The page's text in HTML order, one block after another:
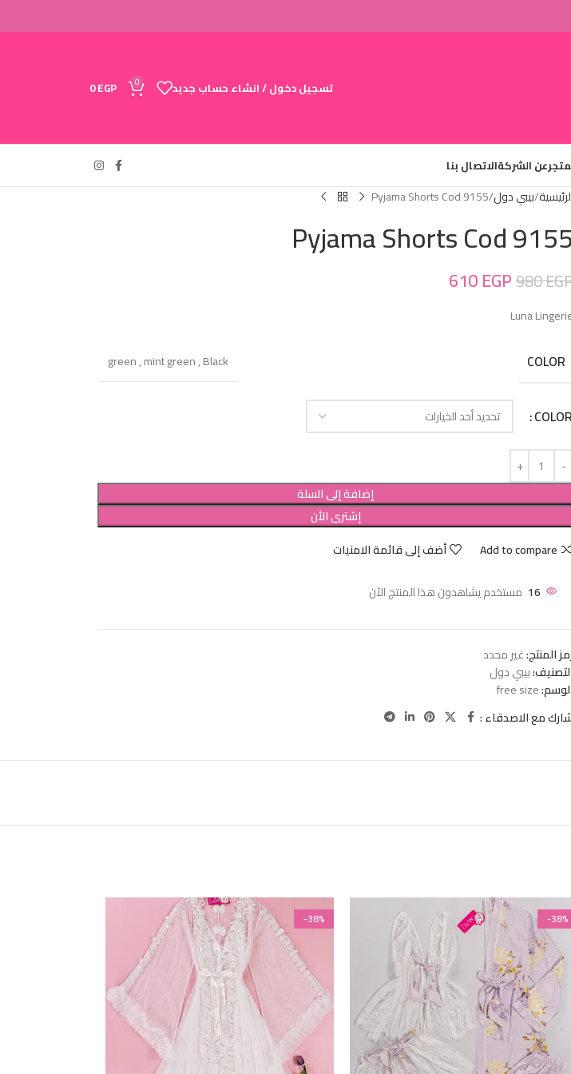
تسجيل دخول / انشاء حساب جديد 0
0EGP
عن الشركةالاتصال بنا
بيبي دول Pyjama Shorts Cod 9155
Pyjama Shorts Cod 9155
980
610EGP
Luna
COLOR
green,mint green,Black
COLOR
إضافة إلى السلة
إشترى الأن
Add to compare
أضف إلى قائمة الامنيات
16 مستخدم يشاهدون هذا المنتج الآن
المنتج:غير محدد
بيبي دول
free size
مع الاصدقاء :
-38%
-38%